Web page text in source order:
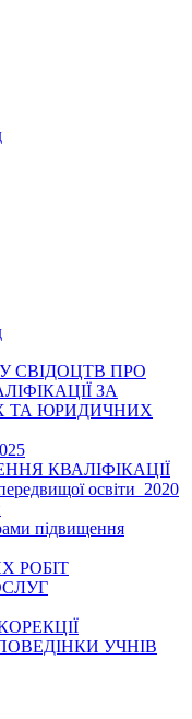
СВІДОЦТВ ПРО
ЗА
ТА ЮРИДИЧНИХ
КВАЛІФІКАЦІЇ
освіти_2020
підвищення
РОБІТ
УЧНІВ